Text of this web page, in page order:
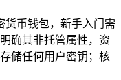
货币钱包，新手入门需
确其非托管属性，资
储任何用户密钥；核